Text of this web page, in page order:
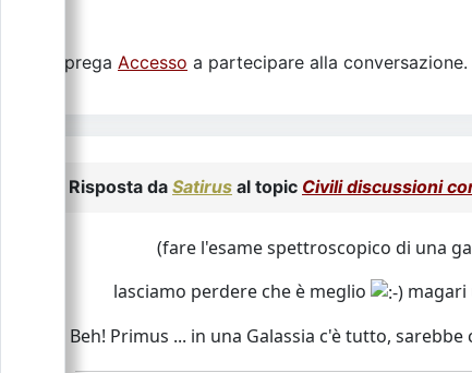
Si prega Accesso a partecipare alla conversazione.
Risposta da Satirus al topic Civili discussioni
(fare l'esame spettroscopico di una
lasciamo perdere che è meglio
magari
Beh! Primus ... in una Galassia c'è tutto,